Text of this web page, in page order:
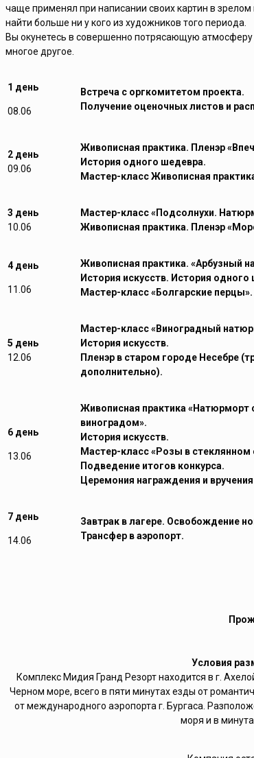
чаще применял при написании своих картин в
найти больше ни у кого из художников того периода.
Вы окунетесь в совершенно потрясающую
многое другое.
1 день
08.06
Встреча с оргкомитетом проекта.
Получение оценочных листов и
2 день
09.06
Живописная практика. Пленэр
История одного шедевра.
Мастер-класс Живописная
3 день
10.06
Мастер-класс «Подсолнухи.
Живописная практика. Пленэр
4 день
11.06
Живописная практика. «Арбузный
История искусств. История одного
Мастер-класс «Болгарские перцы».
5 день
12.06
Мастер-класс «Виноградный
История искусств.
Пленэр в старом городе Несебре
дополнительно).
6 день
13.06
Живописная практика
виноградом».
История искусств.
Мастер-класс «Розы в
Подведение итогов конкурса.
Церемония награждения и
7 день
14.06
Завтрак в лагере. Освобождение
Трансфер в аэропорт.
Условия
Комплекс Мидия Гранд Резорт находится в г.
Черном море, всего в пяти минутах езды от
от международного аэропорта г. Бургаса.
моря и в